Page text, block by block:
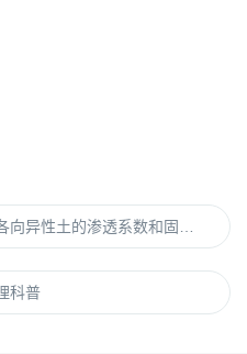
性土的渗透系数和固结系数
科普